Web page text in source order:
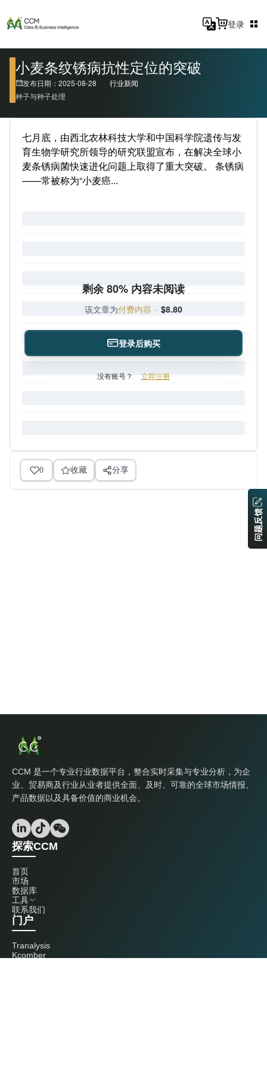
登录
小麦条纹锈病抗性定位的突破
发布日期：2025-08-28
行业新闻
种子与种子处理
七月底，由西北农林科技大学和中国科学院遗传与发
育生物学研究所领导的研究联盟宣布，在解决全球小
麦条锈病菌快速进化问题上取得了重大突破。 条锈病
——常被称为“小麦癌...
剩余 80% 内容未阅读
该文章为付费内容 · $8.80
登录后购买
没有账号？ 立即注册
0 收藏 分享
CCM 是一个专业行业数据平台，整合实时采集与专业分析，为企
业、贸易商及行业从业者提供全面、及时、可靠的全球市场情报、
产品数据以及具备价值的商业机会。
探索CCM
首页
市场
数据库
工具
联系我们
门户
Tranalysis
Kcomber
问题反馈